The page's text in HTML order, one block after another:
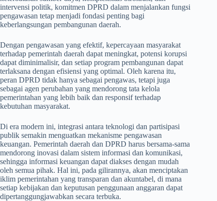
intervensi politik, komitmen DPRD dalam menjalankan fungsi
pengawasan tetap menjadi fondasi penting bagi
keberlangsungan pembangunan daerah.
Dengan pengawasan yang efektif, kepercayaan masyarakat
terhadap pemerintah daerah dapat meningkat, potensi korupsi
dapat diminimalisir, dan setiap program pembangunan dapat
terlaksana dengan efisiensi yang optimal. Oleh karena itu,
peran DPRD tidak hanya sebagai pengawas, tetapi juga
sebagai agen perubahan yang mendorong tata kelola
pemerintahan yang lebih baik dan responsif terhadap
kebutuhan masyarakat.
Di era modern ini, integrasi antara teknologi dan partisipasi
publik semakin menguatkan mekanisme pengawasan
keuangan. Pemerintah daerah dan DPRD harus bersama-sama
mendorong inovasi dalam sistem informasi dan komunikasi,
sehingga informasi keuangan dapat diakses dengan mudah
oleh semua pihak. Hal ini, pada gilirannya, akan menciptakan
iklim pemerintahan yang transparan dan akuntabel, di mana
setiap kebijakan dan keputusan penggunaan anggaran dapat
dipertanggungjawabkan secara terbuka.